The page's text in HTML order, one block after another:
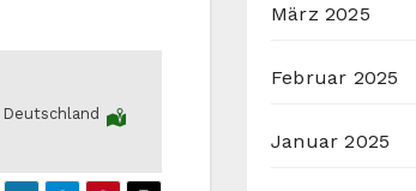
Deutschland
März 2025
Februar 2025
Januar 2025